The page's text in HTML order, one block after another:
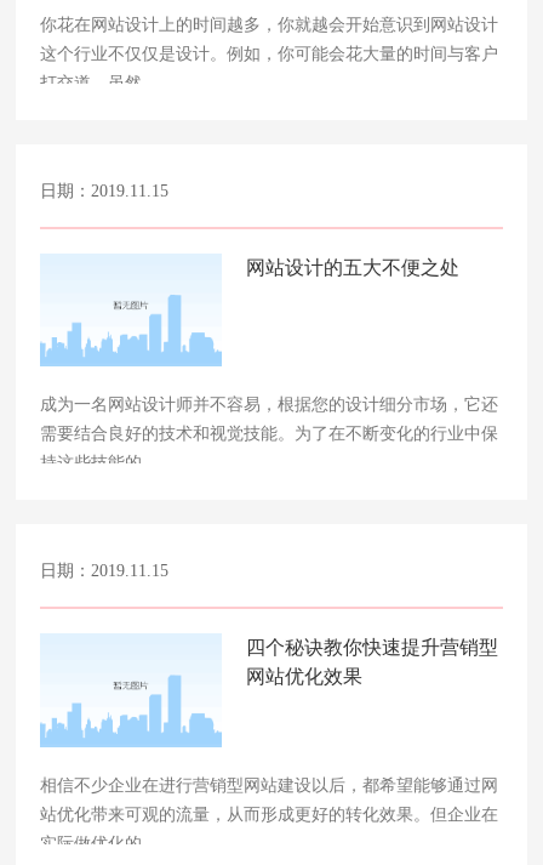
你花在网站设计上的时间越多，你就越会开始意识到网站设计
这个行业不仅仅是设计。例如，你可能会花大量的时间与客户
打交道，虽然……
日期：2019.11.15
网站设计的五大不便之处
成为一名网站设计师并不容易，根据您的设计细分市场，它还
需要结合良好的技术和视觉技能。为了在不断变化的行业中保
持这些技能的……
日期：2019.11.15
四个秘诀教你快速提升营销型
网站优化效果
相信不少企业在进行营销型网站建设以后，都希望能够通过网
站优化带来可观的流量，从而形成更好的转化效果。但企业在
实际做优化的……